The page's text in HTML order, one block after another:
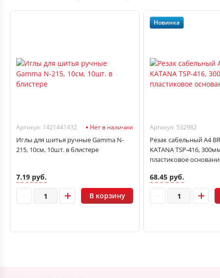
Артикул: 1421441432 Нет в наличии
Иглы для шитья ручные Gamma N-
215, 10см, 10шт. в блистере
7.19 руб.
В корзину
Новинка
Артикул: 532982
Резак сабельный А4
KATANA TSP-416,
пластиковое
68.45 руб.